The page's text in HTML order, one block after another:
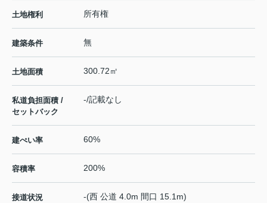
土地権利 所有権
建築条件 無
土地面積 300.72㎡
私道負担面積 /
セットバック
-/記載なし
建ぺい率 60%
容積率 200%
接道状況 -(西 公道 4.0m 間口 15.1m)